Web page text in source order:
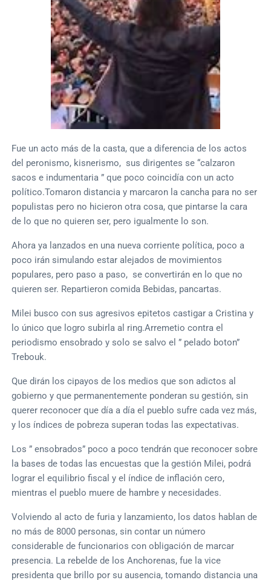
Fue un acto más de la casta, que a diferencia de los actos
del peronismo, kisnerismo, sus dirigentes se “calzaron
sacos e indumentaria ” que poco coincidía con un acto
político.Tomaron distancia y marcaron la cancha para no ser
populistas pero no hicieron otra cosa, que pintarse la cara
de lo que no quieren ser, pero igualmente lo son.
Ahora ya lanzados en una nueva corriente política, poco a
poco irán simulando estar alejados de movimientos
populares, pero paso a paso, se convertirán en lo que no
quieren ser. Repartieron comida Bebidas, pancartas.
Milei busco con sus agresivos epitetos castigar a Cristina y
lo único que logro subirla al ring.Arremetio contra el
periodismo ensobrado y solo se salvo el ” pelado boton”
Trebouk.
Que dirán los cipayos de los medios que son adictos al
gobierno y que permanentemente ponderan su gestión, sin
querer reconocer que día a día el pueblo sufre cada vez más,
y los índices de pobreza superan todas las expectativas.
Los ” ensobrados” poco a poco tendrán que reconocer sobre
la bases de todas las encuestas que la gestión Milei, podrá
lograr el equilibrio fiscal y el índice de inflación cero,
mientras el pueblo muere de hambre y necesidades.
Volviendo al acto de furia y lanzamiento, los datos hablan de
no más de 8000 personas, sin contar un número
considerable de funcionarios con obligación de marcar
presencia. La rebelde de los Anchorenas, fue la vice
presidenta que brillo por su ausencia, tomando distancia una